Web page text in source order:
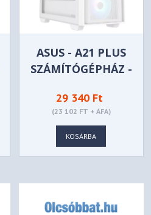
ASUS - A21 PLUS
SZÁMÍTÓGÉPHÁZ -
29 340 Ft
(23 102 FT + ÁFA)
KOSÁRBA